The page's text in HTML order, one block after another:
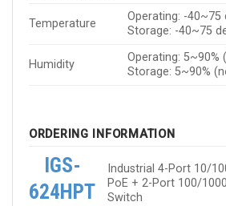
Temperature
Operating: -40~75
Storage: -40~75
Humidity
Operating: 5~90%
Storage: 5~90%
ORDERING INFORMATION
IGS-
624HPT
Industrial 4-Port 10/
PoE + 2-Port 100/
Switch